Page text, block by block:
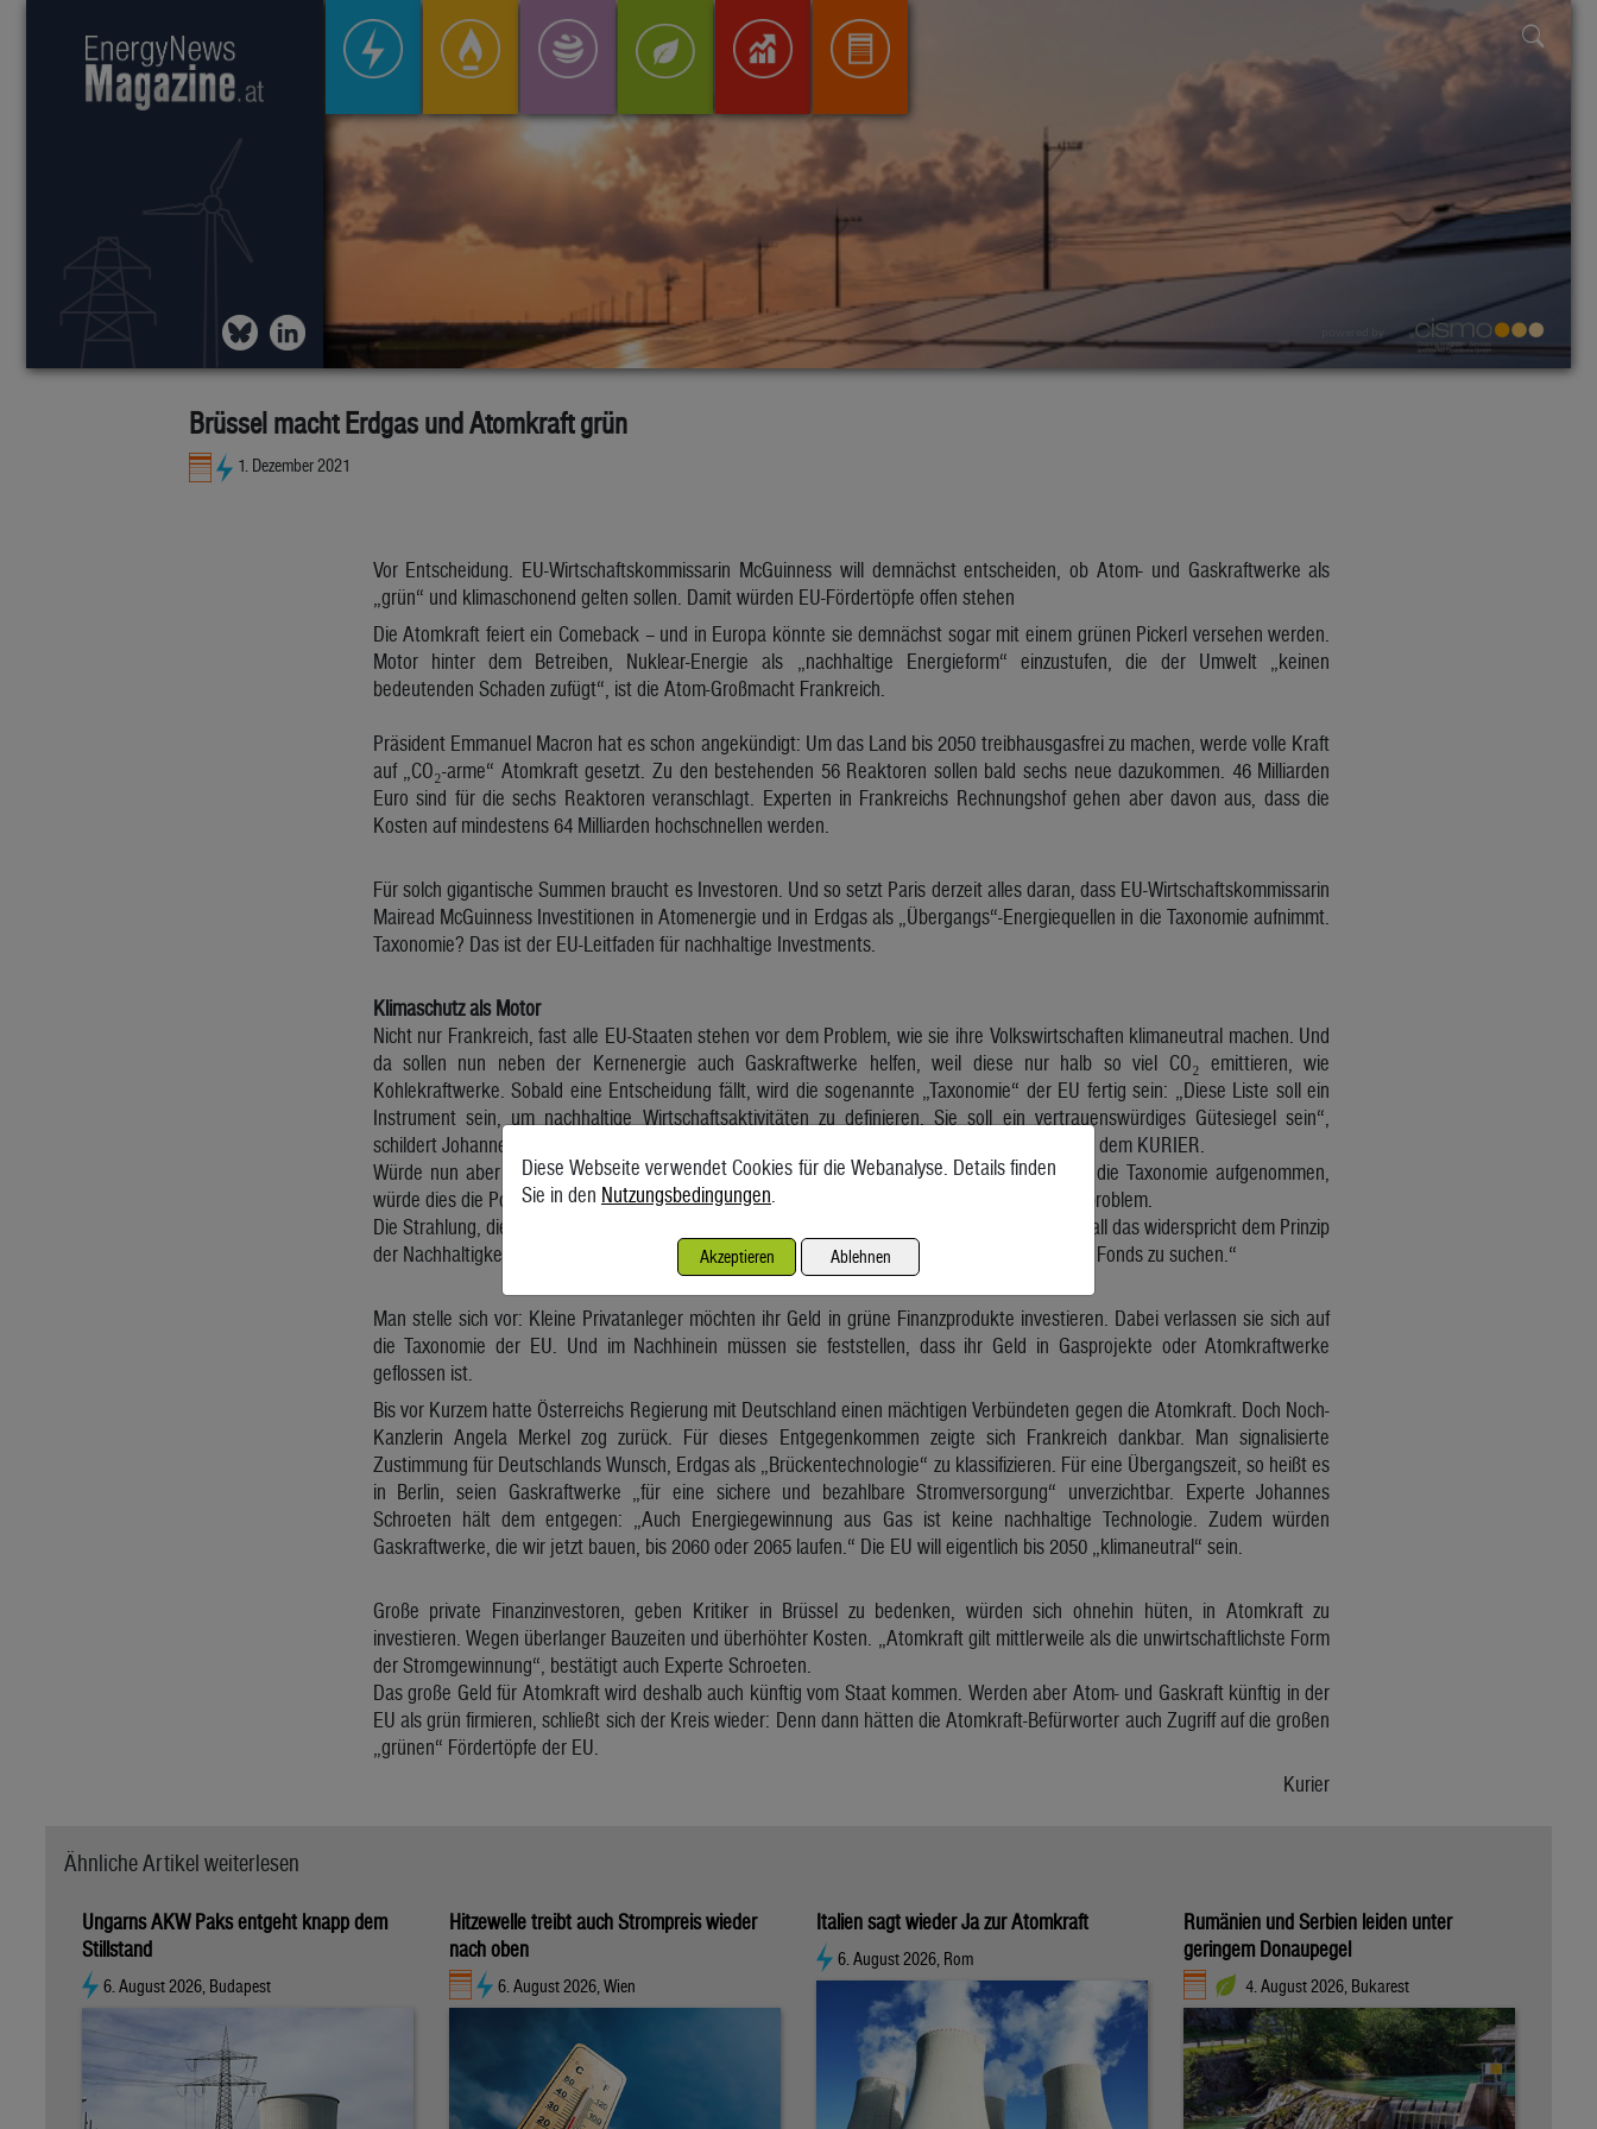
Brüssel macht Erdgas und Atomkraft grün
1. Dezember 2021
Vor Entscheidung. EU-Wirtschaftskommissarin McGuinness will demnächst entscheiden, ob Atom- und Gaskraftwerke als
„grün“ und klimaschonend gelten sollen. Damit würden EU-Fördertöpfe offen stehen
Die Atomkraft feiert ein Comeback – und in Europa könnte sie demnächst sogar mit einem grünen Pickerl versehen werden.
Motor hinter dem Betreiben, Nuklear-Energie als „nachhaltige Energieform“ einzustufen, die der Umwelt „keinen
bedeutenden Schaden zufügt“, ist die Atom-Großmacht Frankreich.
Präsident Emmanuel Macron hat es schon angekündigt: Um das Land bis 2050 treibhausgasfrei zu machen, werde volle Kraft
auf „CO₂-arme“ Atomkraft gesetzt. Zu den bestehenden 56 Reaktoren sollen bald sechs neue dazukommen. 46 Milliarden
Euro sind für die sechs Reaktoren veranschlagt. Experten in Frankreichs Rechnungshof gehen aber davon aus, dass die
Kosten auf mindestens 64 Milliarden hochschnellen werden.
Für solch gigantische Summen braucht es Investoren. Und so setzt Paris derzeit alles daran, dass EU-Wirtschaftskommissarin
Mairead McGuinness Investitionen in Atomenergie und in Erdgas als „Übergangs“-Energiequellen in die Taxonomie aufnimmt.
Taxonomie? Das ist der EU-Leitfaden für nachhaltige Investments.
Klimaschutz als Motor
Nicht nur Frankreich, fast alle EU-Staaten stehen vor dem Problem, wie sie ihre Volkswirtschaften klimaneutral machen. Und
da sollen nun neben der Kernenergie auch Gaskraftwerke helfen, weil diese nur halb so viel CO₂ emittieren, wie
Kohlekraftwerke. Sobald eine Entscheidung fällt, wird die sogenannte „Taxonomie“ der EU fertig sein: „Diese Liste soll ein
Instrument sein, um nachhaltige Wirtschaftsaktivitäten zu definieren. Sie soll ein vertrauenswürdiges Gütesiegel sein“,
schildert Johannes Schroeten, Experte für nachhaltige Finanzierung beim Klima-Thinktank e3g, dem KURIER.
Würde nun aber Atomkraft und zudem auch noch fossiles Gas als „Brückentechnologie“ in die Taxonomie aufgenommen,
würde dies die Politik ad absurdum führen. „Dann hätte die Liste ein großes Glaubwürdigkeitsproblem.
Die Strahlung, die Risiken, die noch immer ungelöste Frage der Endlagerung des Atommülls – all das widerspricht dem Prinzip
der Nachhaltigkeit“, sagt Schroeten. „Und deshalb hat Atomkraft nichts in einem nachhaltigen Fonds zu suchen.“
Man stelle sich vor: Kleine Privatanleger möchten ihr Geld in grüne Finanzprodukte investieren. Dabei verlassen sie sich auf
die Taxonomie der EU. Und im Nachhinein müssen sie feststellen, dass ihr Geld in Gasprojekte oder Atomkraftwerke
geflossen ist.
Bis vor Kurzem hatte Österreichs Regierung mit Deutschland einen mächtigen Verbündeten gegen die Atomkraft. Doch Noch-
Kanzlerin Angela Merkel zog zurück. Für dieses Entgegenkommen zeigte sich Frankreich dankbar. Man signalisierte
Zustimmung für Deutschlands Wunsch, Erdgas als „Brückentechnologie“ zu klassifizieren. Für eine Übergangszeit, so heißt es
in Berlin, seien Gaskraftwerke „für eine sichere und bezahlbare Stromversorgung“ unverzichtbar. Experte Johannes
Schroeten hält dem entgegen: „Auch Energiegewinnung aus Gas ist keine nachhaltige Technologie. Zudem würden
Gaskraftwerke, die wir jetzt bauen, bis 2060 oder 2065 laufen.“ Die EU will eigentlich bis 2050 „klimaneutral“ sein.
Große private Finanzinvestoren, geben Kritiker in Brüssel zu bedenken, würden sich ohnehin hüten, in Atomkraft zu
investieren. Wegen überlanger Bauzeiten und überhöhter Kosten. „Atomkraft gilt mittlerweile als die unwirtschaftlichste Form
der Stromgewinnung“, bestätigt auch Experte Schroeten.
Das große Geld für Atomkraft wird deshalb auch künftig vom Staat kommen. Werden aber Atom- und Gaskraft künftig in der
EU als grün firmieren, schließt sich der Kreis wieder: Denn dann hätten die Atomkraft-Befürworter auch Zugriff auf die großen
„grünen“ Fördertöpfe der EU.
Kurier
Ähnliche Artikel weiterlesen
Ungarns AKW Paks entgeht knapp dem
Stillstand
6. August 2026, Budapest
Hitzewelle treibt auch Strompreis wieder
nach oben
6. August 2026, Wien
Italien sagt wieder Ja zur Atomkraft
6. August 2026, Rom
Rumänien und Serbien leiden unter
geringem Donaupegel
4. August 2026, Bukarest
Diese Webseite verwendet Cookies für die Webanalyse. Details finden
Sie in den Nutzungsbedingungen
Akzeptieren Ablehnen